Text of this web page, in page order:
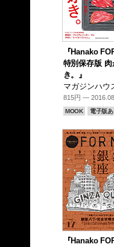
『Hanako
特別保存版 肉
き。』
マガジンハウ
815円 —
MOOK 電子版あ
『Hanako